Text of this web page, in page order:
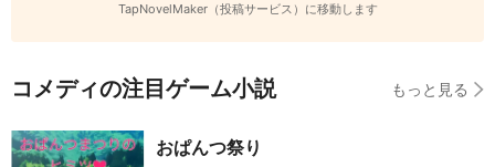
TapNovelMaker（投稿サービス）に移動します
コメディの注目ゲーム小説 もっと見る
おぱんつ祭り